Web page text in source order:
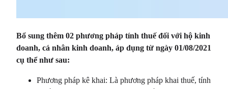
Bổ sung thêm 02 phương pháp tính thuế đối với hộ kinh
doanh, cá nhân kinh doanh, áp dụng từ ngày 01/08/2021
cụ thể như sau:
Phương pháp kê khai: Là phương pháp khai thuế, tính